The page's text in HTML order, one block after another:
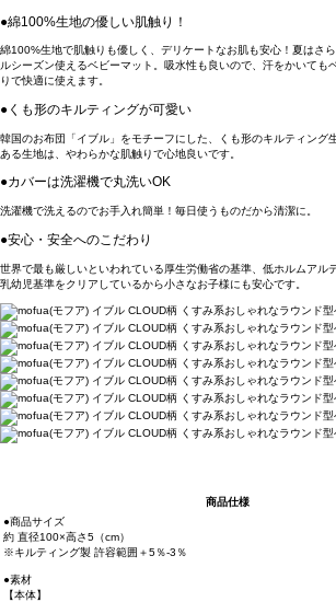
●綿100%生地の優しい肌触り！
綿100%生地で肌触りも優しく、デリケートなお肌も安心！夏はさ
ルシーズン使えるベビーマット。吸水性も良いので、汗をかいても
りで快適に使えます。
●くも形のキルティングが可愛い
韓国のお布団「イブル」をモチーフにした、くも形のキルティング
ある生地は、やわらかな肌触りで心地良いです。
●カバーは洗濯機で丸洗いOK
洗濯機で洗えるのでお手入れ簡単！毎日使うものだから清潔に。
●安心・安全へのこだわり
世界で最も厳しいといわれている厚生労働省の基準、低ホルムアル
乳幼児基準をクリアしているから小さなお子様にも安心です。
商品仕様
●商品サイズ
約 直径100×高さ5（cm）
※キルティング製 許容範囲＋5％-3％
●素材
【本体】